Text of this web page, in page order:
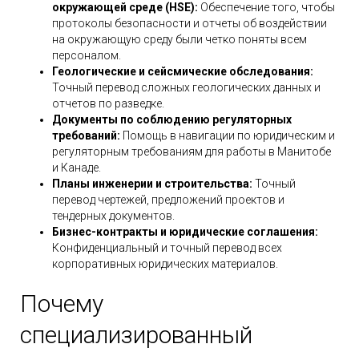
окружающей среде (HSE): Обеспечение того, чтобы
протоколы безопасности и отчеты об воздействии
на окружающую среду были четко поняты всем
персоналом.
Геологические и сейсмические обследования:
Точный перевод сложных геологических данных и
отчетов по разведке.
Документы по соблюдению регуляторных
требований: Помощь в навигации по юридическим и
регуляторным требованиям для работы в Манитобе
и Канаде.
Планы инженерии и строительства: Точный
перевод чертежей, предложений проектов и
тендерных документов.
Бизнес-контракты и юридические соглашения:
Конфиденциальный и точный перевод всех
корпоративных юридических материалов.
Почему
специализированный